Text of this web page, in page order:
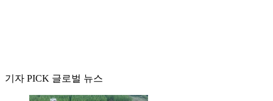
기자 PICK 글로벌 뉴스